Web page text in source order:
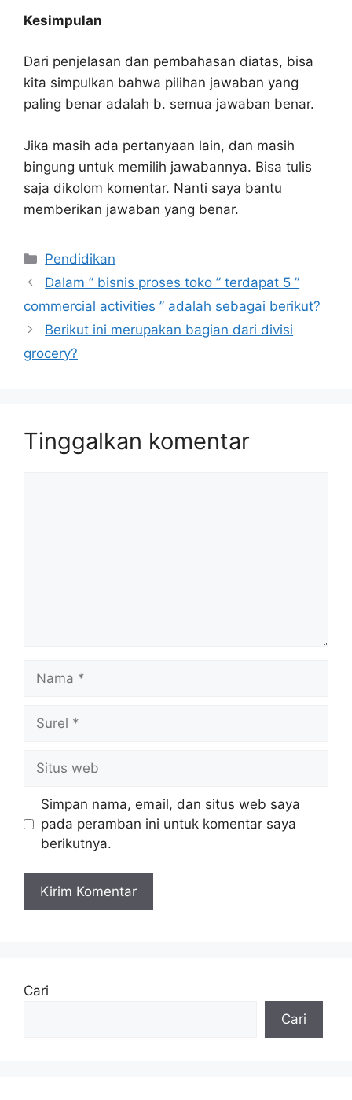
Kesimpulan
Dari penjelasan dan pembahasan diatas, bisa
kita simpulkan bahwa pilihan jawaban yang
paling benar adalah b. semua jawaban benar.
Jika masih ada pertanyaan lain, dan masih
bingung untuk memilih jawabannya. Bisa tulis
saja dikolom komentar. Nanti saya bantu
memberikan jawaban yang benar.
Kategori
Pendidikan
Dalam ” bisnis proses toko ” terdapat 5 ”
commercial activities ” adalah sebagai berikut?
Berikut ini merupakan bagian dari divisi
grocery?
Tinggalkan komentar
web
Simpan nama, email, dan situs web saya
pada peramban ini untuk komentar saya
berikutnya.
Cari
Cari